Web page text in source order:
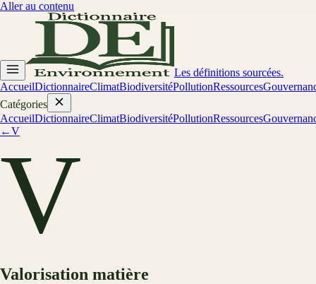
Aller au contenu
Les définitions sourcées.
AccueilDictionnaireClimatBiodiversitéPollutionRessources
Catégories
AccueilDictionnaireClimatBiodiversitéPollutionRessources
←V
V
Valorisation matière